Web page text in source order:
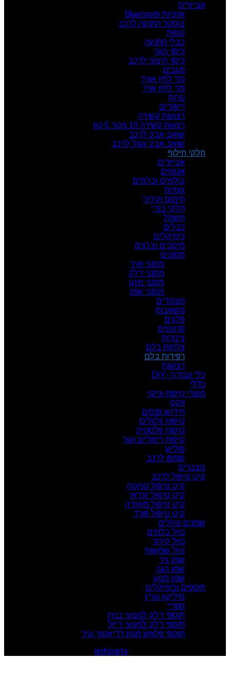
אביזרים
אוזניות Bluetooth
בוסטר התנעה לרכב
טסות
כבלי התנעה
כיסוי הגה
כיסוי חיצוני לרכב
מגבים
מד לחץ אוויר
מד לחץ אויר
נורות
ריפודים
רצועות קשירה
רצועת קשירה 10 מטר 5 טון
שואב אבק לרכב
שואב אבק עגול לרכב
חלקי חילוף
אביזרים
אטמים
בולמים ובלמים
גומיות
חימום וקירור
חלקי בודי
חשמל
כבלים
כימיקלים
מיסבים וברגים
מסננים
מסנני אויר
מסנני דלק
מסנני מזגן
מסנני שמן
מצמדים
משאבות
פלגים
פרונטים
צינורות
צלחות בלם
רפידות בלם
רצועות
כלי עבודה -DIY
כללי
מוצרי טיפוח וניקוי
ווקס
חידוש פנסים
טיפוח גלגלים
טיפוח פלסטיק
טיפוח ריפודים ועור
פוליש
שמפו לרכב
מצברים
קיט טיפול לרכב
קיט טיפול טויוטה
קיט טיפול יונדאי
קיט טיפול מאזדה
קיט טיפול פורד
שמנים ונוזלים
נוזל בלמים
נוזל קירור
נוזל שמשות
שמן גיר
שמן הגה
שמן מנוע
תוספים וכימיקלים
סיליקון וגריז
ספריי
תוספי דלק למנועי בנזין
תוספי דלק למנועי דיזל
תוספי פלאש מנוע רדיאטור וגיר
goKparts